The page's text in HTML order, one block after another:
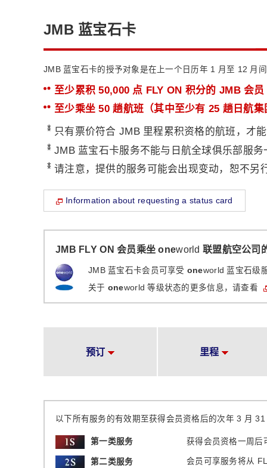
JMB 蓝宝石卡
JMB 蓝宝石卡的授予对象是在上一个日历年 1 月至 12 月
至少累积 50,000 点 FLY ON 积分的 JMB 会
至少乘坐 50 趟航班（其中至少有 25 趟日航
* 只有票价符合 JMB 里程累积资格的航班，才
* JMB 蓝宝石卡服务不能与日航全球俱乐部服务
* 请注意，提供的服务可能会出现变动，恕不另
Information about requesting a status card
JMB FLY ON 会员乘坐 oneworld 联盟航空公司
JMB 蓝宝石卡会员可享受 oneworld 蓝宝石级
关于 oneworld 等级状态的更多信息，请查看
预订 里程
以下所有服务的有效期至获得会员资格后的次年 3 月 31
第一类服务 获得会员资格一周后
第二类服务 会员可享服务将从